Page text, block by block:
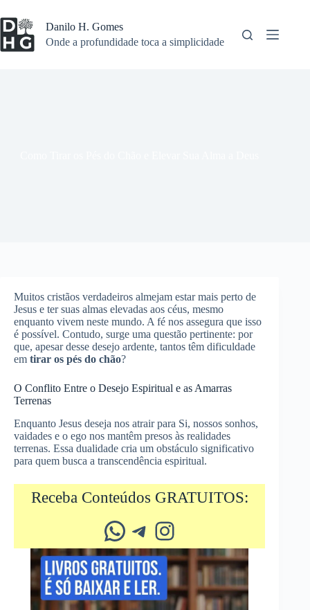
para
o
conteúdo
Danilo H. Gomes
Onde a profundidade toca a simplicidade
Muitos cristãos verdadeiros almejam estar mais perto de
Jesus e ter suas almas elevadas aos céus, mesmo
enquanto vivem neste mundo. A fé nos assegura que isso
é possível. Contudo, surge uma questão pertinente: por
que, apesar desse desejo ardente, tantos têm dificuldade
em tirar os pés do chão?
O Conflito Entre o Desejo Espiritual e as Amarras
Terrenas
Enquanto Jesus deseja nos atrair para Si, nossos sonhos,
vaidades e o ego nos mantêm presos às realidades
terrenas. Essa dualidade cria um obstáculo significativo
para quem busca a transcendência espiritual.
Receba Conteúdos GRATUITOS:
Whatsapp Telegram Instagram